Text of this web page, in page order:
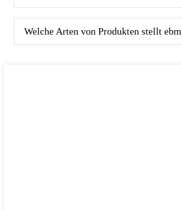
Welche Arten von Produkten stellt